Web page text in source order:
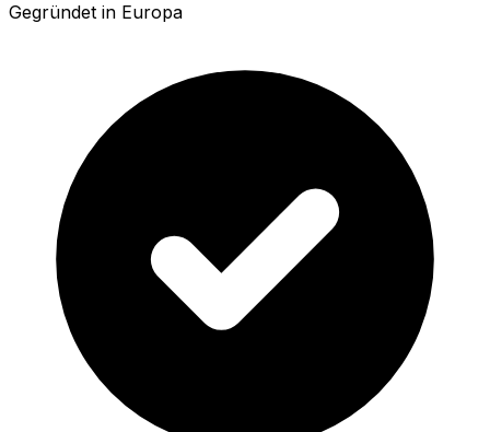
Gegründet in Europa